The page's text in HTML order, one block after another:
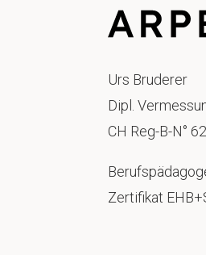
Urs Bruderer
Dipl.
CH Reg-B-N°
Zertifikat